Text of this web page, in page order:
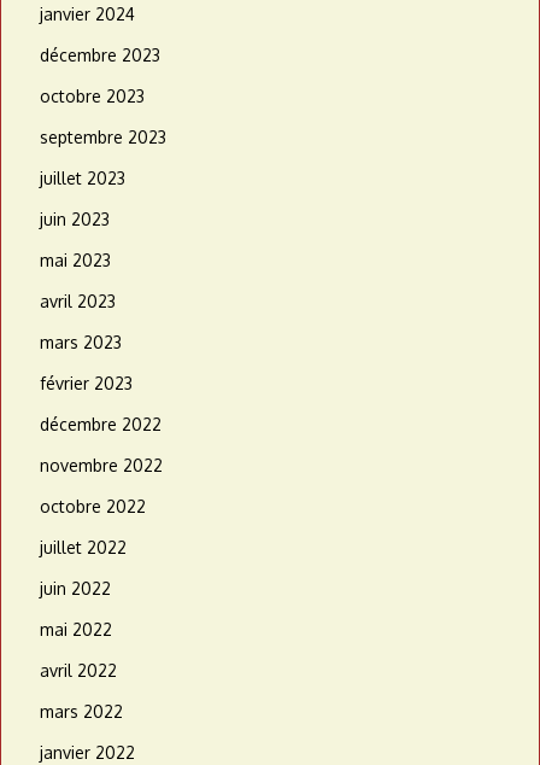
janvier 2024
décembre 2023
octobre 2023
septembre 2023
juillet 2023
juin 2023
mai 2023
avril 2023
mars 2023
février 2023
décembre 2022
novembre 2022
octobre 2022
juillet 2022
juin 2022
mai 2022
avril 2022
mars 2022
janvier 2022